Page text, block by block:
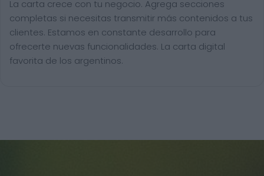
La carta crece con tu negocio. Agrega secciones
completas si necesitas transmitir más contenidos a tus
clientes. Estamos en constante desarrollo para
ofrecerte nuevas funcionalidades. La carta digital
favorita de los argentinos.